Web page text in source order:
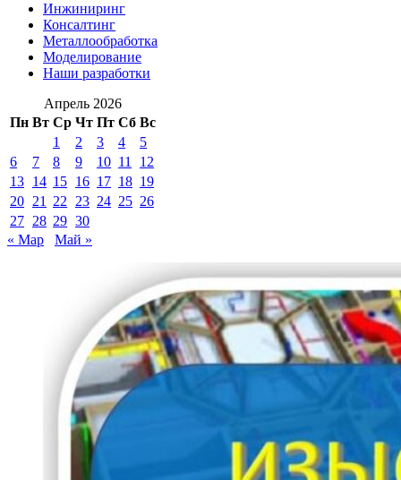
Инжиниринг
Консалтинг
Металлообработка
Моделирование
Наши разработки
Апрель 2026
Пн Вт Ср Чт Пт Сб Вс
1
2 3 4
5
6
7 8 9 10 11
12
13 14 15 16 17 18 19
20 21 22 23 24 25 26
27 28 29 30
« Мар
Май »